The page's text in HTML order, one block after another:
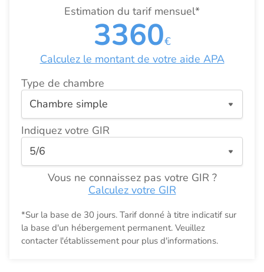
Estimation du tarif mensuel*
3360€
Calculez le montant de votre aide APA
Type de chambre
Indiquez votre GIR
Vous ne connaissez pas votre GIR ?
Calculez votre GIR
*Sur la base de 30 jours. Tarif donné à titre indicatif sur
la base d'un hébergement permanent. Veuillez
contacter l'établissement pour plus d'informations.